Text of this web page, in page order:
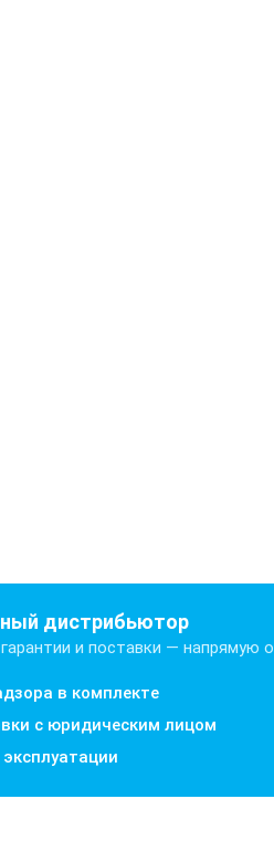
дистрибьютор
и поставки — напрямую
в комплекте
с юридическим лицом